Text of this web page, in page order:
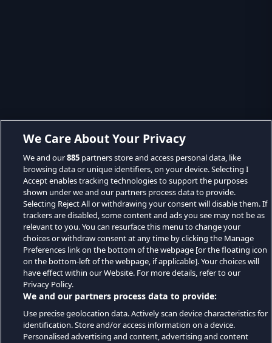
We Care About Your Privacy
We and our885 partners store and access personal data, like
browsing data or unique identifiers, on your device. Selecting I
Accept enables tracking technologies to support the purposes
shown under we and our partners process data to provide.
Selecting Reject All or withdrawing your consent will disable them. If
trackers are disabled, some content and ads you see may not be as
relevant to you. You can resurface this menu to change your
choices or withdraw consent at any time by clicking the Manage
Preferences link on the bottom of the webpage [or the floating icon
on the bottom-left of the webpage, if applicable]. Your choices will
have effect within our Website. For more details, refer to our
Privacy Policy.
We and our partners process data to provide:
Use precise geolocation data. Actively scan device characteristics for
identification. Store and/or access information on a device.
Personalised advertising and content, advertising and content